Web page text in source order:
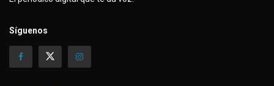
Síguenos